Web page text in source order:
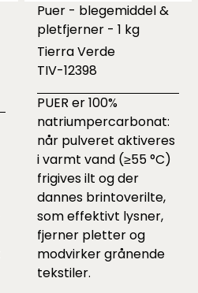
Puer - blegemiddel &
pletfjerner - 1 kg
Tierra Verde
TIV-12398
PUER er 100%
natriumpercarbonat:
når pulveret aktiveres
i varmt vand (≥55 °C)
frigives ilt og der
dannes brintoverilte,
som effektivt lysner,
fjerner pletter og
modvirker grånende
tekstiler.